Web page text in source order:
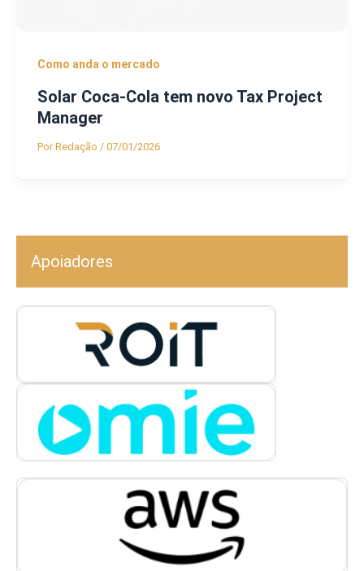
Como anda o mercado
Solar Coca-Cola tem novo Tax Project
Manager
PorRedação / 07/01/2026
Apoiadores